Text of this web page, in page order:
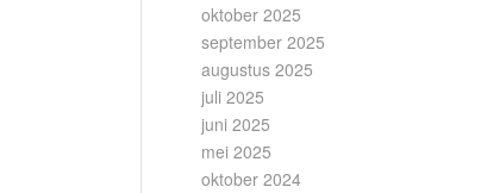
oktober 2025
september 2025
augustus 2025
juli 2025
juni 2025
mei 2025
oktober 2024